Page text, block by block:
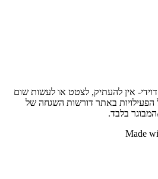
אין להעתיק, לצטט או לעשות שום
באתר דורשות השגחה של
בלבד.
Made